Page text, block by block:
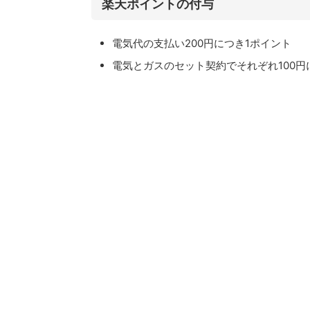
楽天ポイントの付与
電気代の支払い200円につき1ポイント
電気とガスのセット契約でそれぞれ100円